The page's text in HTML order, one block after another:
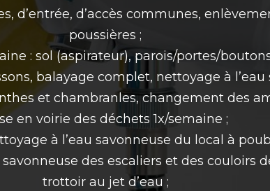
d’entrée, d’accès communes,
poussières ;
: sol (aspirateur), parois/portes/
balayage complet, nettoyage à
et chambranles, changement des
en voirie des déchets 1x/semaine ;
à l’eau savonneuse du local à
des escaliers et des couloirs
trottoir au jet d’eau ;